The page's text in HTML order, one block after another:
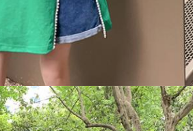
าม
คุณเร็ว ๆ นี้!